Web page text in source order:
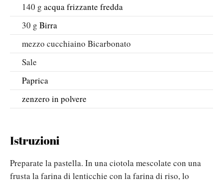
140 g acqua frizzante fredda
30 g Birra
mezzo cucchiaino Bicarbonato
Sale
Paprica
zenzero in polvere
Istruzioni
Preparate la pastella. In una ciotola mescolate con una
frusta la farina di lenticchie con la farina di riso, lo